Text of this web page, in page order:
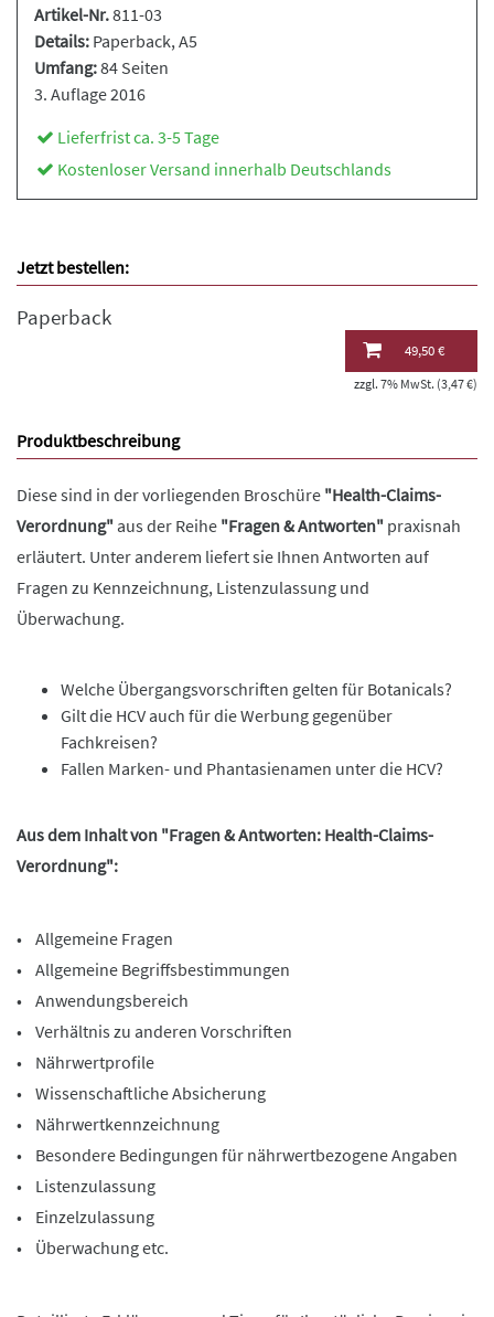
Artikel-Nr.811-03
Details: Paperback, A5
Umfang:84 Seiten
3. Auflage 2016
Lieferfrist ca. 3-5 Tage
Kostenloser Versand innerhalb Deutschlands
Jetzt bestellen:
Paperback
49,50 €
zzgl. 7% MwSt. (3,47 €)
Produktbeschreibung
Diese sind in der vorliegenden Broschüre "Health-Claims-
Verordnung" aus der Reihe "Fragen & Antworten" praxisnah
erläutert. Unter anderem liefert sie Ihnen Antworten auf
Fragen zu Kennzeichnung, Listenzulassung und
Überwachung.
Welche Übergangsvorschriften gelten für Botanicals?
Gilt die HCV auch für die Werbung gegenüber
Fachkreisen?
Fallen Marken- und Phantasienamen unter die HCV?
Aus dem Inhalt von "Fragen & Antworten: Health-Claims-
Verordnung":
• Allgemeine Fragen
• Allgemeine Begriffsbestimmungen
• Anwendungsbereich
• Verhältnis zu anderen Vorschriften
• Nährwertprofile
• Wissenschaftliche Absicherung
• Nährwertkennzeichnung
• Besondere Bedingungen für nährwertbezogene Angaben
• Listenzulassung
• Einzelzulassung
• Überwachung etc.